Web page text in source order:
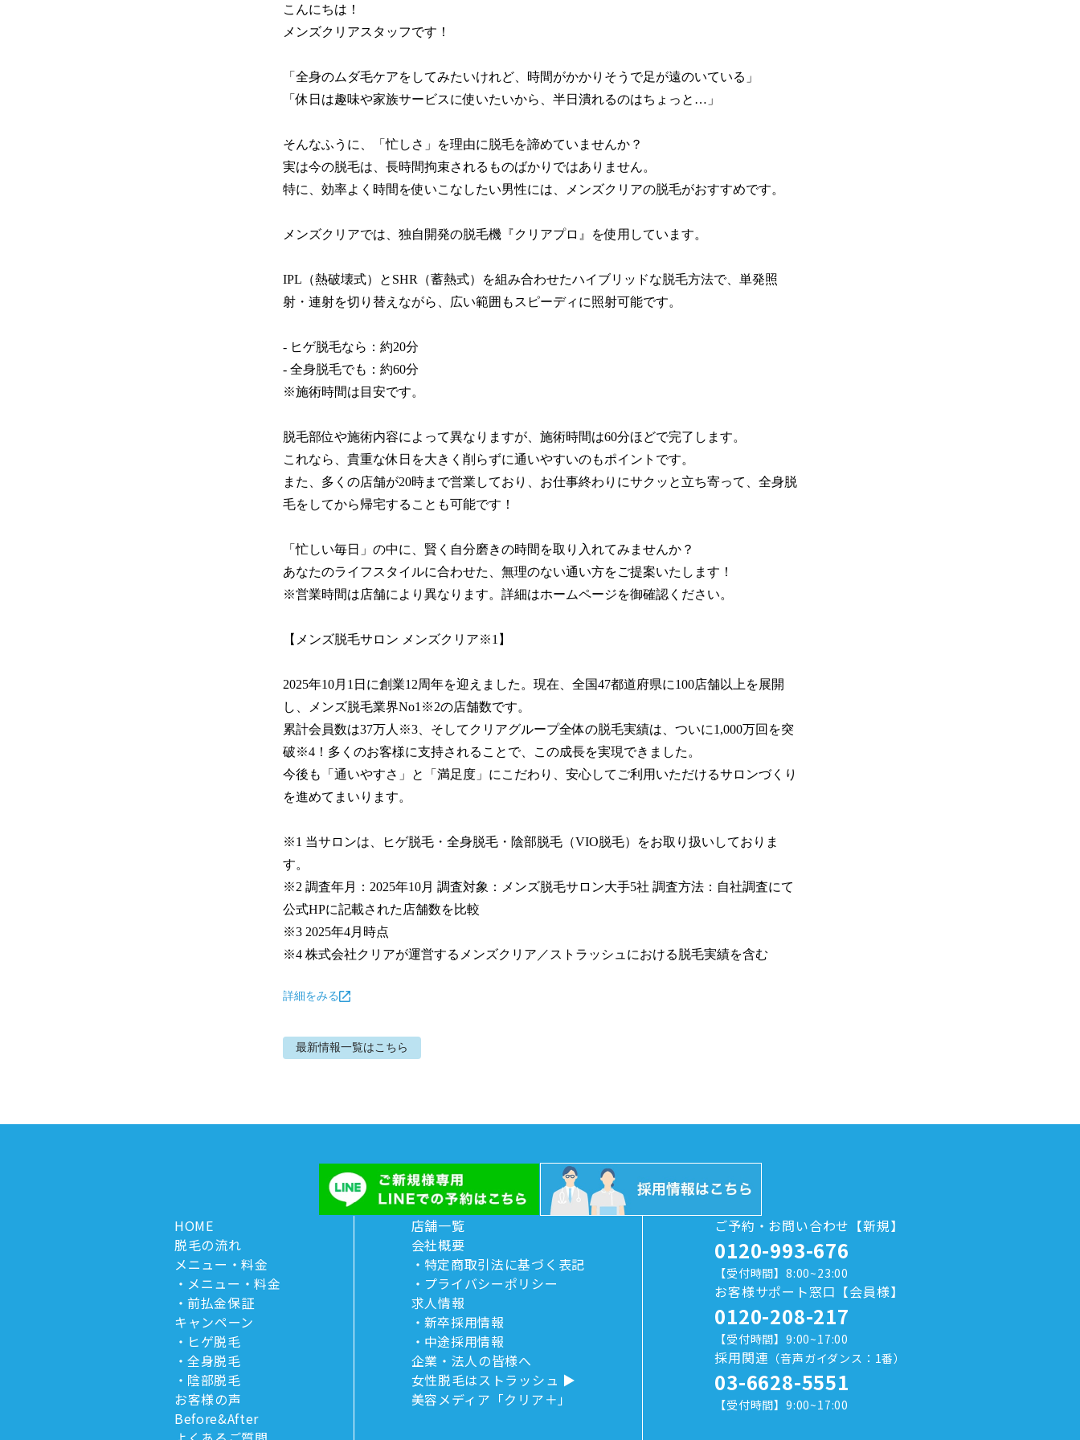
こんにちは！
メンズクリアスタッフです！
「全身のムダ毛ケアをしてみたいけれど、時間がかかりそうで足が遠のいている」
「休日は趣味や家族サービスに使いたいから、半日潰れるのはちょっと…」
そんなふうに、「忙しさ」を理由に脱毛を諦めていませんか？
実は今の脱毛は、長時間拘束されるものばかりではありません。
特に、効率よく時間を使いこなしたい男性には、メンズクリアの脱毛がおすすめです。
メンズクリアでは、独自開発の脱毛機『クリアプロ』を使用しています。
IPL（熱破壊式）とSHR（蓄熱式）を組み合わせたハイブリッドな脱毛方法で、単発照
射・連射を切り替えながら、広い範囲もスピーディに照射可能です。
- ヒゲ脱毛なら：約20分
- 全身脱毛でも：約60分
※施術時間は目安です。
脱毛部位や施術内容によって異なりますが、施術時間は60分ほどで完了します。
これなら、貴重な休日を大きく削らずに通いやすいのもポイントです。
また、多くの店舗が20時まで営業しており、お仕事終わりにサクッと立ち寄って、全身脱
毛をしてから帰宅することも可能です！
「忙しい毎日」の中に、賢く自分磨きの時間を取り入れてみませんか？
あなたのライフスタイルに合わせた、無理のない通い方をご提案いたします！
※営業時間は店舗により異なります。詳細はホームページを御確認ください。
【メンズ脱毛サロン メンズクリア※1】
2025年10月1日に創業12周年を迎えました。現在、全国47都道府県に100店舗以上を展開
し、メンズ脱毛業界No1※2の店舗数です。
累計会員数は37万人※3、そしてクリアグループ全体の脱毛実績は、ついに1,000万回を突
破※4！多くのお客様に支持されることで、この成長を実現できました。
今後も「通いやすさ」と「満足度」にこだわり、安心してご利用いただけるサロンづくり
を進めてまいります。
※1 当サロンは、ヒゲ脱毛・全身脱毛・陰部脱毛（VIO脱毛）をお取り扱いしておりま
す。
※2 調査年月：2025年10月 調査対象：メンズ脱毛サロン大手5社 調査方法：自社調査にて
公式HPに記載された店舗数を比較
※3 2025年4月時点
※4 株式会社クリアが運営するメンズクリア／ストラッシュにおける脱毛実績を含む
詳細をみる
最新情報一覧はこちら
HOME
脱毛の流れ
メニュー・料金
メニュー・料金
前払金保証
キャンペーン
ヒゲ脱毛
全身脱毛
陰部脱毛
お客様の声
Before&After
店舗一覧
会社概要
特定商取引法に基づく表記
プライバシーポリシー
求人情報
新卒採用情報
中途採用情報
企業・法人の皆様へ
女性脱毛はストラッシュ
美容メディア「クリア＋」
ご予約・お問い合わせ【新規】
0120-993-676
【受付時間】8:00~23:00
お客様サポート窓口【会員様】
0120-208-217
【受付時間】9:00~17:00
採用関連 （音声ガイダンス：1番）
03-6628-5551
【受付時間】9:00~17:00